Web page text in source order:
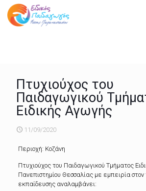
Πτυχιούχος του
Παιδαγωγικού
Ειδικής Αγωγής
11/09/2020
Περιοχή: Κοζάνη
Πτυχιούχος του Παιδαγωγικού Τμήματος
Πανεπιστημίου Θεσσαλίας με εμπειρία
εκπαίδευσης αναλαμβάνει: